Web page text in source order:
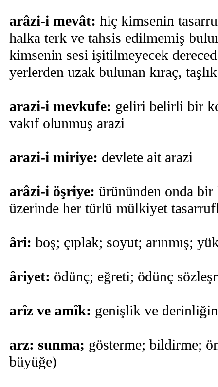
arâzi-i mevât: hiç kimsenin
halka terk ve tahsis edilmemiş
kimsenin sesi işitilmeyecek
yerlerden uzak bulunan kıraç,
arazi-i mevkufe: geliri belirli bir
vakıf olunmuş arazi
arazi-i miriye: devlete ait arazi
arâzi-i öşriye: ürününden onda bir
üzerinde her türlü mülkiyet
âri: boş; çıplak; soyut; arınmış;
âriyet: ödünç; eğreti; ödünç
arîz ve amîk: genişlik ve
arz: sunma; gösterme; bildirme;
büyüğe)